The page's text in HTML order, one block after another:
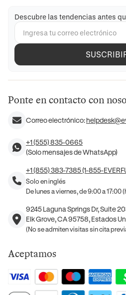
Descubre las tendencias antes
Ponte en contacto con
Correo electrónico:
+1 (555) 835-0665
(Solo mensajes de WhatsApp)
+1 (855) 383-7385 (1-855-
Solo en inglés
De lunes a viernes, de 9:00 a 17:00
9245 Laguna Springs Dr, Suite
Elk Grove, CA 95758, Estados
(No se admiten visitas sin cita
Aceptamos